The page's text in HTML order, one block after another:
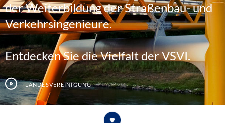
der Weiterbildung der Straßenbau- und
Verkehrsingenieure.
Entdecken Sie die Vielfalt der VSVI.
Landesvereinigung